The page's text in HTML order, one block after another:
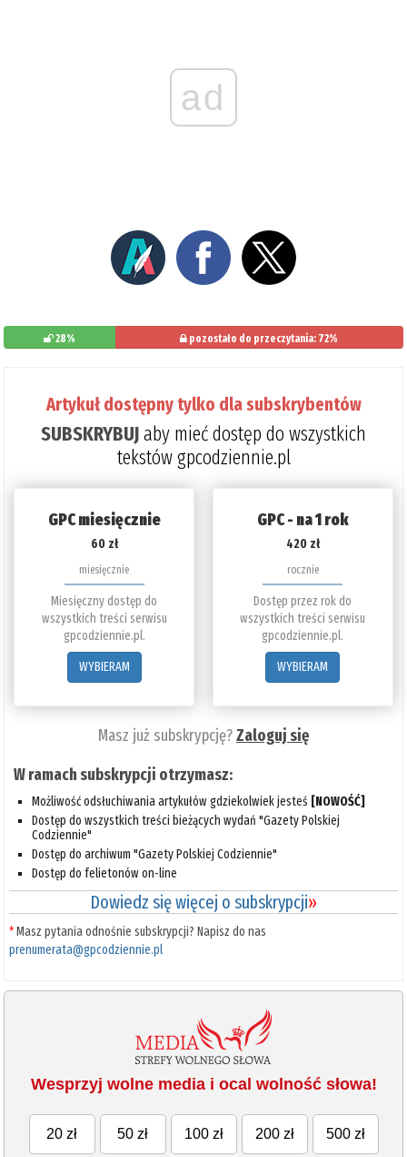
ad
28% pozostało do przeczytania: 72%
Artykuł dostępny tylko dla subskrybentów
SUBSKRYBUJaby mieć dostęp do wszystkich
tekstów gpcodziennie.pl
GPC miesięcznie
60 zł
miesięcznie
Miesięczny dostęp do
wszystkich treści serwisu
gpcodziennie.pl.
WYBIERAM
GPC - na 1 rok
420 zł
rocznie
Dostęp przez rok do
wszystkich treści serwisu
gpcodziennie.pl.
WYBIERAM
Masz już subskrypcję?Zaloguj się
W ramach subskrypcji otrzymasz:
Możliwość odsłuchiwania artykułów gdziekolwiek jesteś [NOWOŚĆ]
Dostęp do wszystkich treści bieżących wydań "Gazety Polskiej
Codziennie"
Dostęp do archiwum "Gazety Polskiej Codziennie"
Dostęp do felietonów on-line
Dowiedz się więcej o subskrypcji»
*Masz pytania odnośnie subskrypcji? Napisz do nas
prenumerata@gpcodziennie.pl
Wesprzyj wolne media i ocal wolność słowa!
20 zł 50 zł 100 zł 200 zł 500 zł